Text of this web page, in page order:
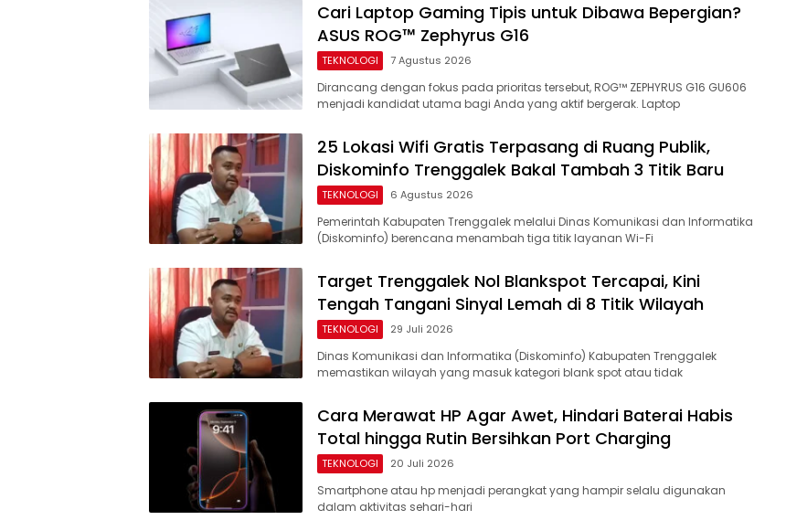
Cari Laptop Gaming Tipis untuk Dibawa Bepergian?
ASUS ROG™ Zephyrus G16
TEKNOLOGI 7 Agustus 2026
Dirancang dengan fokus pada prioritas tersebut, ROG™ ZEPHYRUS G16 GU606
menjadi kandidat utama bagi Anda yang aktif bergerak. Laptop
25 Lokasi Wifi Gratis Terpasang di Ruang Publik,
Diskominfo Trenggalek Bakal Tambah 3 Titik Baru
TEKNOLOGI 6 Agustus 2026
Pemerintah Kabupaten Trenggalek melalui Dinas Komunikasi dan Informatika
(Diskominfo) berencana menambah tiga titik layanan Wi-Fi
Target Trenggalek Nol Blankspot Tercapai, Kini
Tengah Tangani Sinyal Lemah di 8 Titik Wilayah
TEKNOLOGI 29 Juli 2026
Dinas Komunikasi dan Informatika (Diskominfo) Kabupaten Trenggalek
memastikan wilayah yang masuk kategori blank spot atau tidak
Cara Merawat HP Agar Awet, Hindari Baterai Habis
Total hingga Rutin Bersihkan Port Charging
TEKNOLOGI 20 Juli 2026
Smartphone atau hp menjadi perangkat yang hampir selalu digunakan
dalam aktivitas sehari-hari